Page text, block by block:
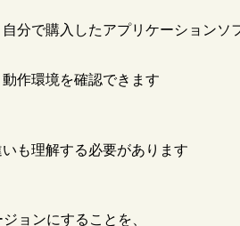
で購入したアプリケーションソ
作環境を確認できます
も理解する必要があります
ョンにすることを、